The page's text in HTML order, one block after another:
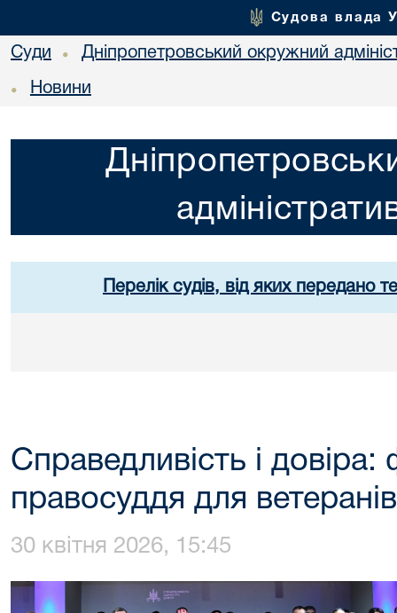
Судова влада
Суди • Дніпропетровський окружний
• Новини
Перелік судів, від яких передано
Справедливість і
правосуддя для ветеранів
30 квітня 2026, 15:45